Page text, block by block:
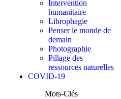
Intervention
humanitaire
Librophagie
Penser le monde de
demain
Photographie
Pillage des
ressources naturelles
COVID-19
Mots-Clés